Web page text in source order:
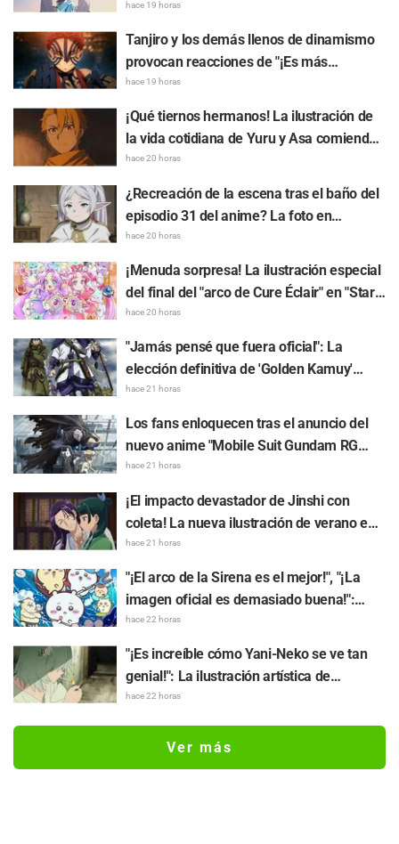
reacciones que dicen "Comerla a la
parrilla sin salsa es de verdaderos
conocedores" ante la publicación de
"Frieren: Más allá del final del viaje"
hace 19 horas
Tanjiro y los demás llenos de dinamismo
provocan reacciones de "¡Es más
deslumbrante que en la pantalla!": El
cartel gigante de "Demon Slayer: Kimetsu
no Yaiba - Castillo Infinito" aparece en
Ikebukuro y genera una gran repercusión
hace 19 horas
¡Qué tiernos hermanos! La ilustración de
la vida cotidiana de Yuru y Asa comiendo
raspados en "Daemons of the Shadow
Realm" desata reacciones de "Es
demasiado valioso, me muero" y "Parecen
totalmente una pareja"
hace 20 horas
¿Recreación de la escena tras el baño del
episodio 31 del anime? La foto en
colaboración entre "Frieren: Más allá del
final del viaje" y "Garigari-kun" causa
sensación al parecer que "tiene la cabeza
envuelta en una toalla"
hace 20 horas
¡Menuda sorpresa! La ilustración especial
del final del "arco de Cure Éclair" en "Star
Detective Precure!" conmueve a los fans:
"Siento un gran nudo en el corazón" y "Se
nota el amor de la producción"
hace 20 horas
"Jamás pensé que fuera oficial": La
elección definitiva de 'Golden Kamuy'
entre "Tanigaki el Matagi" y "Genjiro-chan"
provoca una lluvia de comentarios de "Me
encantan ambos"
hace 21 horas
Los fans enloquecen tras el anuncio del
nuevo anime "Mobile Suit Gundam RG
XARX-ZERO" para 2027: "¡¡Una capa y un
brazo tipo bestia!!" y "El mecha del
protagonista es muy atractivo"
hace 21 horas
¡El impacto devastador de Jinshi con
coleta! La nueva ilustración de verano en
yukata de "Los diarios de la boticaria"
genera furor: "Me dio un paro cardíaco" y
"Debería ser preservado como un mural"
hace 21 horas
"¡El arco de la Sirena es el mejor!", "¡La
imagen oficial es demasiado buena!":
Gran expectativa por el estreno de la
película "Chiikawa The Movie: The Secret
of the Mermaid Island" hoy, 24 de julio
hace 22 horas
"¡Es increíble cómo Yani-Neko se ve tan
genial!": La ilustración artística de
"Chainsmoker Cat" realizada por la autora
como "Tranquilamente podría estar en la
Universidad de las Artes"
hace 22 horas
Ver más